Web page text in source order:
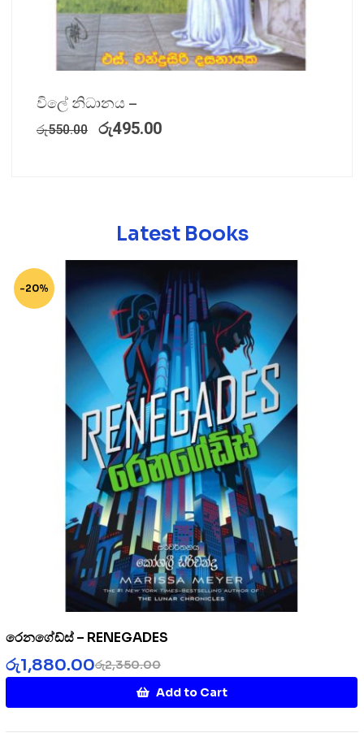
විලේ නිධානය –
රු550.00 රු495.00
Latest Books
-20%
රෙනගේඩ්ස් – RENEGADES
රු2,350.00
රු1,880.00
Add to Cart